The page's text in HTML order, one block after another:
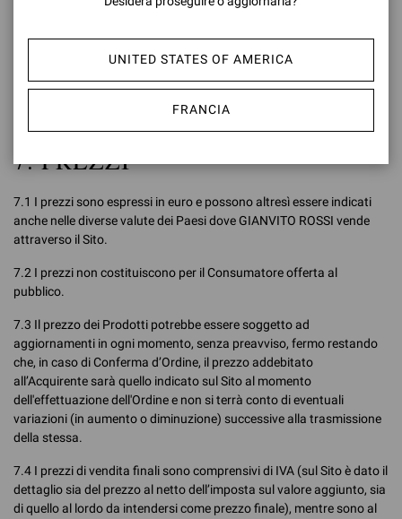
indicative. Ai fini del Contratto farà fede la descrizione del Prodotto
7. PREZZI
7.1 I prezzi sono espressi in euro e possono altresì essere indicati
anche nelle diverse valute dei Paesi dove GIANVITO ROSSI vende
attraverso il Sito.
7.2 I prezzi non costituiscono per il Consumatore offerta al
pubblico.
7.3 Il prezzo dei Prodotti potrebbe essere soggetto ad
aggiornamenti in ogni momento, senza preavviso, fermo restando
che, in caso di Conferma d’Ordine, il prezzo addebitato
all’Acquirente sarà quello indicato sul Sito al momento
dell'effettuazione dell'Ordine e non si terrà conto di eventuali
variazioni (in aumento o diminuzione) successive alla trasmissione
della stessa.
7.4 I prezzi di vendita finali sono comprensivi di IVA (sul Sito è dato il
dettaglio sia del prezzo al netto dell’imposta sul valore aggiunto, sia
di quello al lordo da intendersi come prezzo finale), mentre sono al
UNITED STATES OF AMERICA
FRANCIA